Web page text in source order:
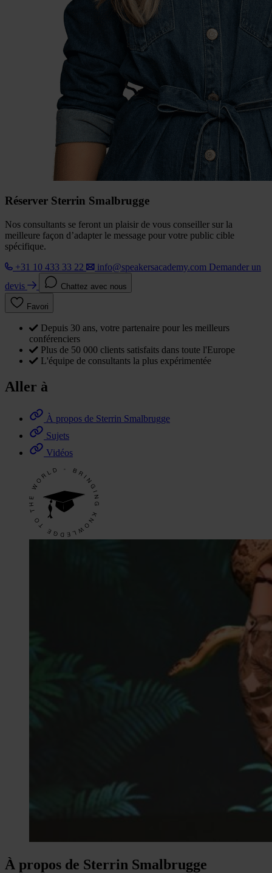
Réserver Sterrin Smalbrugge
Nos consultants se feront un plaisir de vous conseiller sur la
meilleure façon d’adapter le message pour votre public cible
spécifique.
+31 10 433 33 22
info@speakersacademy.com Demander un
devis
Chattez avec nous
Favori
Depuis 30 ans, votre partenaire pour les meilleurs
conférenciers
Plus de 50 000 clients satisfaits dans toute l'Europe
L'équipe de consultants la plus expérimentée
Aller à
À propos de Sterrin Smalbrugge
Sujets
Vidéos
À propos de Sterrin Smalbrugge